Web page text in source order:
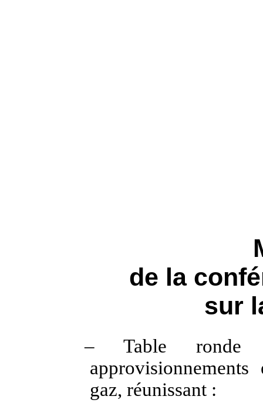
de la
sur
– Table ronde
gaz, réunissant :